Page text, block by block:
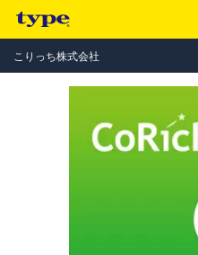
こりっち株式会社